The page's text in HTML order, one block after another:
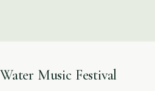
Water Music Festival